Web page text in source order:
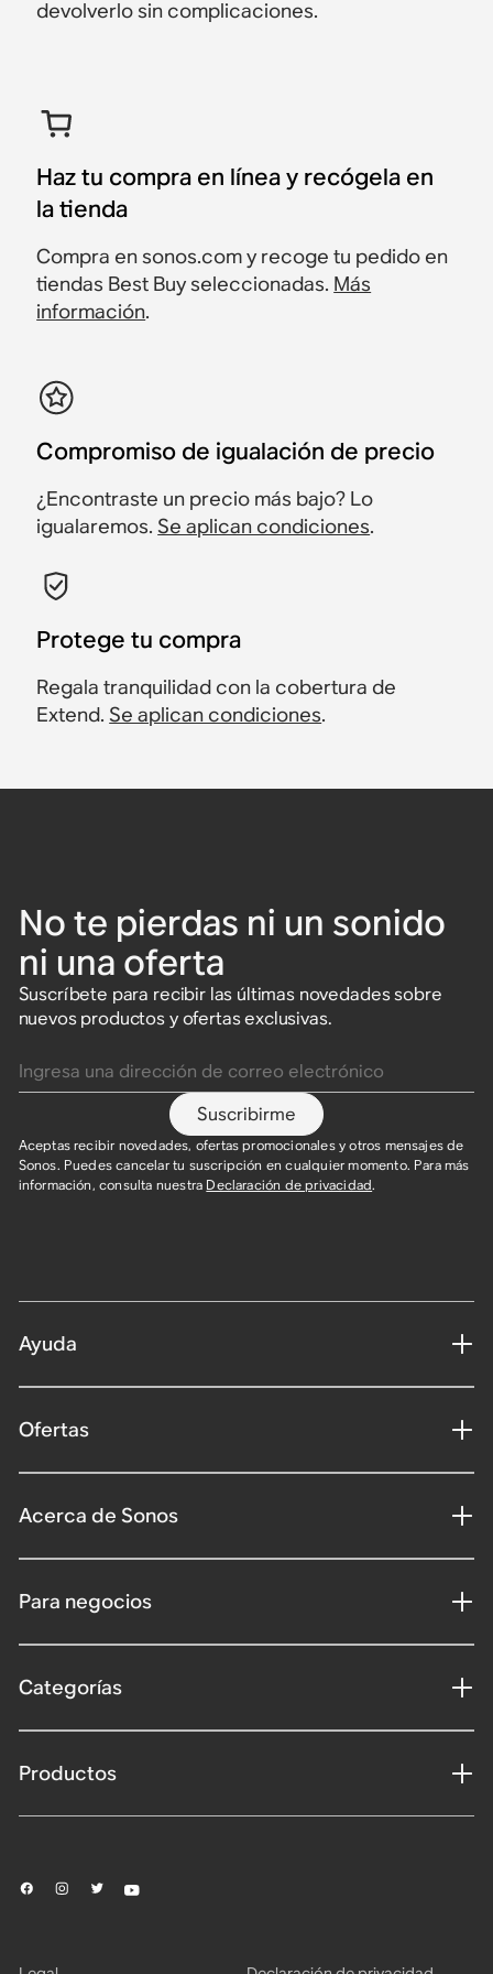
devolverlo sin complicaciones.
Haz tu compra en línea y recógela en
la tienda
Compra en sonos.com y recoge tu pedido en
tiendas Best Buy seleccionadas. Más
información.
Compromiso de igualación de precio
¿Encontraste un precio más bajo? Lo
igualaremos.Se aplican condiciones.
Protege tu compra
Regala tranquilidad con la cobertura de
Extend.Se aplican condiciones.
No te pierdas ni un sonido
ni una oferta
Suscríbete para recibir las últimas novedades sobre
nuevos productos y ofertas exclusivas.
Suscribirme
Aceptas recibir novedades, ofertas promocionales y otros mensajes de
Sonos. Puedes cancelar tu suscripción en cualquier momento. Para más
información, consulta nuestra Declaración de privacidad.
Ayuda
Ofertas
Acerca de Sonos
Para negocios
Categorías
Productos